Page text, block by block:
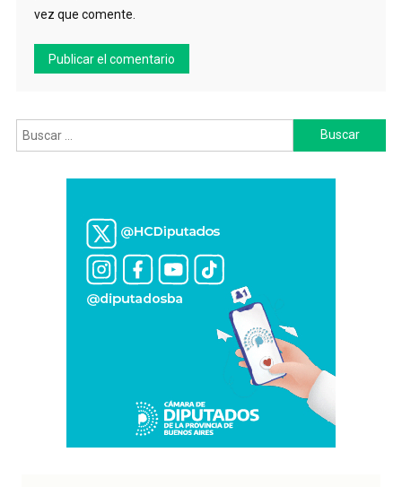
vez que comente.
Buscar: